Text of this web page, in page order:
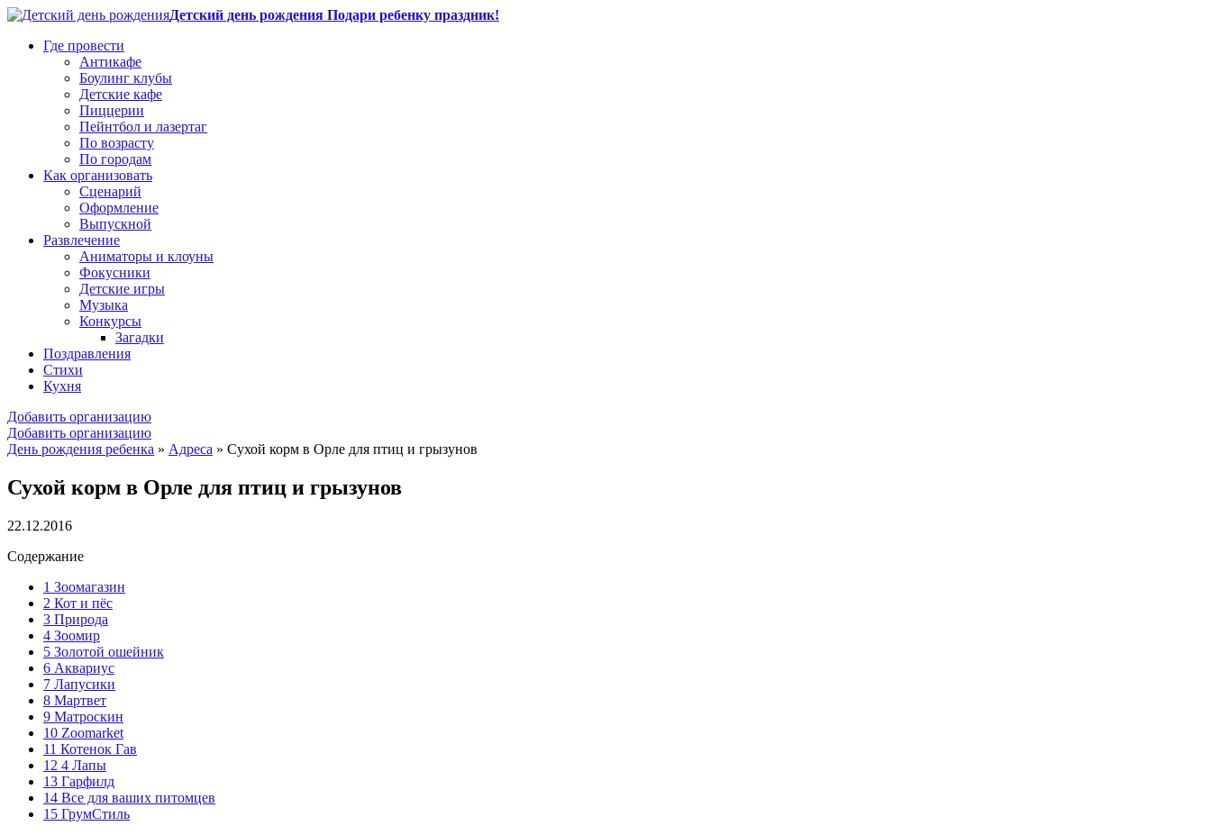
Детский день рождения Подари ребенку праздник!
Где провести
Антикафе
Боулинг клубы
Детские кафе
Пиццерии
Пейнтбол и лазертаг
По возрасту
По городам
Как организовать
Сценарий
Оформление
Выпускной
Развлечение
Аниматоры и клоуны
Фокусники
Детские игры
Музыка
Конкурсы
Загадки
Поздравления
Стихи
Кухня
Добавить организацию
Добавить организацию
День рождения ребенка » Адреса » Сухой корм в Орле для птиц и грызунов
Сухой корм в Орле для птиц и грызунов
22.12.2016
Содержание
1 Зоомагазин
2 Кот и пёс
3 Природа
4 Зоомир
5 Золотой ошейник
6 Аквариус
7 Лапусики
8 Мартвет
9 Матроскин
10 Zoomarket
11 Котенок Гав
12 4 Лапы
13 Гарфилд
14 Все для ваших питомцев
15 ГрумСтиль